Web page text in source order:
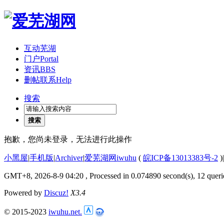
互动芜湖
门户Portal
资讯BBS
删帖联系Help
搜索
搜索
抱歉，您尚未登录，无法进行此操作
小黑屋|手机版|Archiver|爱芜湖网iwuhu ( 皖ICP备13013383号-2 )|
GMT+8, 2026-8-9 04:20 , Processed in 0.074890 second(s), 12
Powered by Discuz! X3.4
© 2015-2023 iwuhu.net.